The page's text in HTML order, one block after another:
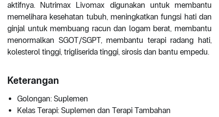
aktifnya. Nutrimax Livomax digunakan untuk membantu
memelihara kesehatan tubuh, meningkatkan fungsi hati dan
ginjal untuk membuang racun dan logam berat, membantu
menormalkan SGOT/SGPT, membantu terapi radang hati,
kolesterol tinggi, trigliserida tinggi, sirosis dan bantu empedu.
Keterangan
Golongan: Suplemen
Kelas Terapi: Suplemen dan Terapi Tambahan